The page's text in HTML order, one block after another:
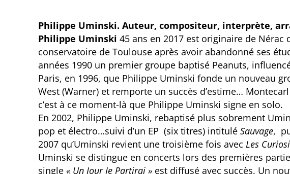
Philippe Uminski. Auteur, compositeur, interprète,
Philippe Uminski 45 ans en 2017 est originaire de Nérac
conservatoire de Toulouse après avoir abandonné ses
années 1990 un premier groupe baptisé Peanuts,
Paris, en 1996, que Philippe Uminski fonde un nouveau
West (Warner) et remporte un succès d’estime…
c’est à ce moment-là que Philippe Uminski signe en solo.
En 2002, Philippe Uminski, rebaptisé plus sobrement
pop et électro…suivi d’un EP (six titres) intituléSauvage,
2007 qu’Uminski revient une troisième fois avec Les
Uminski se distingue en concerts lors des premières
single« Un Jour Je Partirai » est diffusé avec succès. Un